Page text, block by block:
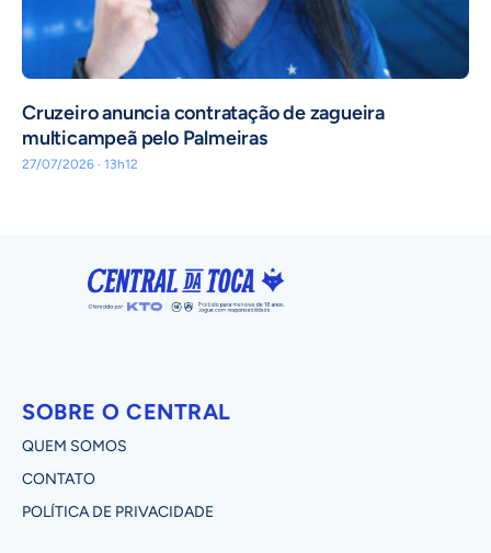
Cruzeiro anuncia contratação de zagueira
multicampeã pelo Palmeiras
27/07/2026 · 13h12
SOBRE O CENTRAL
QUEM SOMOS
CONTATO
POLÍTICA DE PRIVACIDADE